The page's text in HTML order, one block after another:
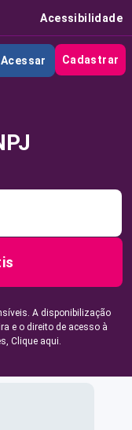
Acessibilidade
Acessar Cadastrar
A disponibilização
e o direito de acesso à
Clique aqui.